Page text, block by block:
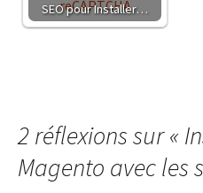
SEO pour Installer…
2 réflexions sur «
Magento avec les